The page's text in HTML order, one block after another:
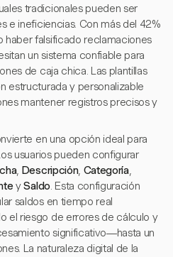
tradicionales pueden ser
e ineficiencias. Con más del 42%
haber falsificado reclamaciones
un sistema confiable para
de caja chica. Las plantillas
estructurada y personalizable
mantener registros precisos y
en una opción ideal para
usuarios pueden configurar
, Descripción, Categoría,
ySaldo. Esta configuración
saldos en tiempo real
el riesgo de errores de cálculo y
significativo—hasta un
La naturaleza digital de la